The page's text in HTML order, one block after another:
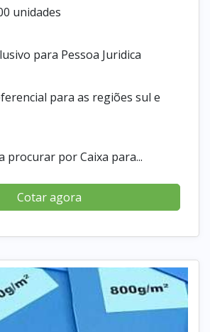
unidades
para Pessoa Juridica
para as regiões sul e
procurar por Caixa para...
Cotar agora